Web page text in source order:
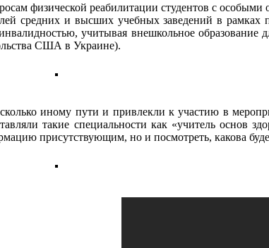
физической реабилитации студентов с
средних и высших учебных заведений в
учитывая внешкольное
США в Украине).
иному пути и привлекли к участию в
такие специальности как «учитель основ
присутствующим, но и посмотреть, какова